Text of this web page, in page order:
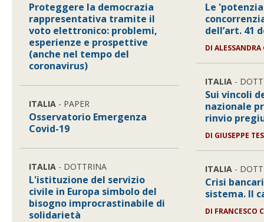
Proteggere la democrazia
rappresentativa tramite il
voto elettronico: problemi,
esperienze e prospettive
(anche nel tempo del
coronavirus)
ITALIA - PAPER
Osservatorio Emergenza
Covid-19
ITALIA - DOTTRINA
L'istituzione del servizio
civile in Europa simbolo del
bisogno improcrastinabile di
solidarietà
Le
dell’art. 41
DI
ITALIA -
Sui vincoli
nazionale
rinvio
DI GIUSEPPE
ITALIA -
Crisi
sistema. Il
DI FRANCESCO